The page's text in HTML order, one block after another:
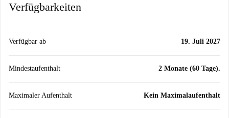
Verfügbarkeiten
Verfügbar ab 19. Juli 2027
Mindestaufenthalt 2 Monate (60 Tage).
Maximaler Aufenthalt Kein Maximalaufenthalt